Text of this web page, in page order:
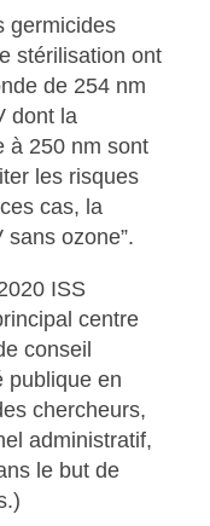
germicides
stérilisation ont
de 254 nm
dont la
à 250 nm sont
les risques
cas, la
sans ozone”.
ISS
centre
conseil
publique en
chercheurs,
administratif,
le but de